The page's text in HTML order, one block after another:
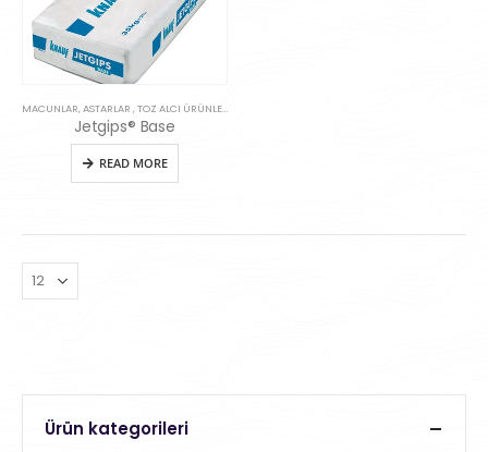
MACUNLAR, ASTARLAR , TOZ ALCI ÜRÜNLERI
Jetgips® Base
READ MORE
Ürün kategorileri